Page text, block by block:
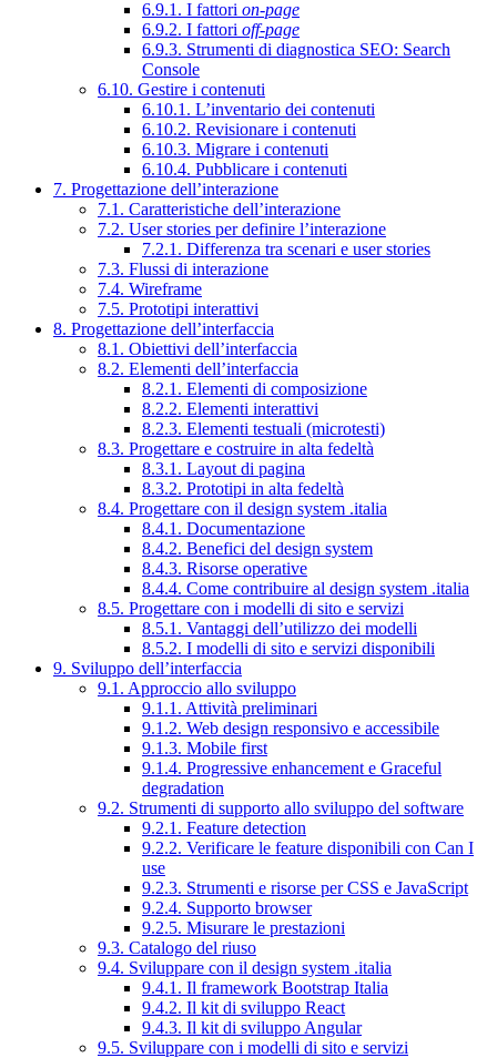
6.9.1. I fattori on-page
6.9.2. I fattori off-page
6.9.3. Strumenti di diagnostica SEO: Search
Console
6.10. Gestire i contenuti
6.10.1. L’inventario dei contenuti
6.10.2. Revisionare i contenuti
6.10.3. Migrare i contenuti
6.10.4. Pubblicare i contenuti
7. Progettazione dell’interazione
7.1. Caratteristiche dell’interazione
7.2. User stories per definire l’interazione
7.2.1. Differenza tra scenari e user stories
7.3. Flussi di interazione
7.4. Wireframe
7.5. Prototipi interattivi
8. Progettazione dell’interfaccia
8.1. Obiettivi dell’interfaccia
8.2. Elementi dell’interfaccia
8.2.1. Elementi di composizione
8.2.2. Elementi interattivi
8.2.3. Elementi testuali (microtesti)
8.3. Progettare e costruire in alta fedeltà
8.3.1. Layout di pagina
8.3.2. Prototipi in alta fedeltà
8.4. Progettare con il design system .italia
8.4.1. Documentazione
8.4.2. Benefici del design system
8.4.3. Risorse operative
8.4.4. Come contribuire al design system .italia
8.5. Progettare con i modelli di sito e servizi
8.5.1. Vantaggi dell’utilizzo dei modelli
8.5.2. I modelli di sito e servizi disponibili
9. Sviluppo dell’interfaccia
9.1. Approccio allo sviluppo
9.1.1. Attività preliminari
9.1.2. Web design responsivo e accessibile
9.1.3. Mobile first
9.1.4. Progressive enhancement e Graceful
degradation
9.2. Strumenti di supporto allo sviluppo del software
9.2.1. Feature detection
9.2.2. Verificare le feature disponibili con Can I
use
9.2.3. Strumenti e risorse per CSS e JavaScript
9.2.4. Supporto browser
9.2.5. Misurare le prestazioni
9.3. Catalogo del riuso
9.4. Sviluppare con il design system .italia
9.4.1. Il framework Bootstrap Italia
9.4.2. Il kit di sviluppo React
9.4.3. Il kit di sviluppo Angular
9.5. Sviluppare con i modelli di sito e servizi